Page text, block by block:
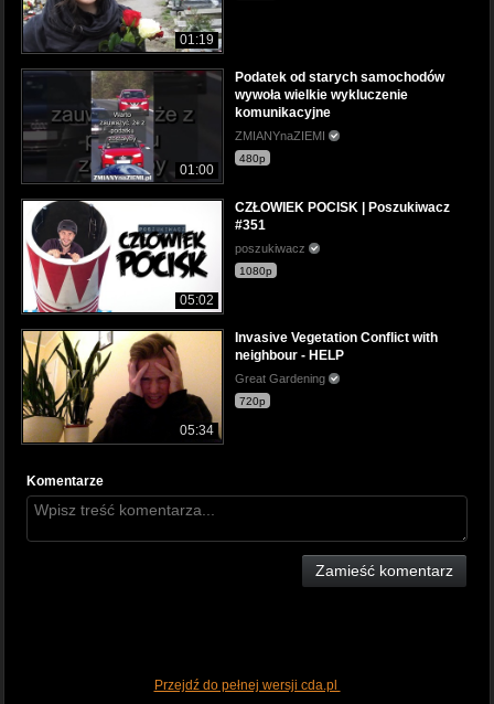
01:19
01:00
Podatek od starych samochodów
wywoła wielkie wykluczenie
komunikacyjne
ZMIANYnaZIEMI
480p
05:02
CZŁOWIEK POCISK | Poszukiwacz
#351
poszukiwacz
1080p
05:34
Invasive Vegetation Conflict with
neighbour - HELP
Great Gardening
720p
Komentarze
Zamieść komentarz
Przejdź do pełnej wersji cda.pl